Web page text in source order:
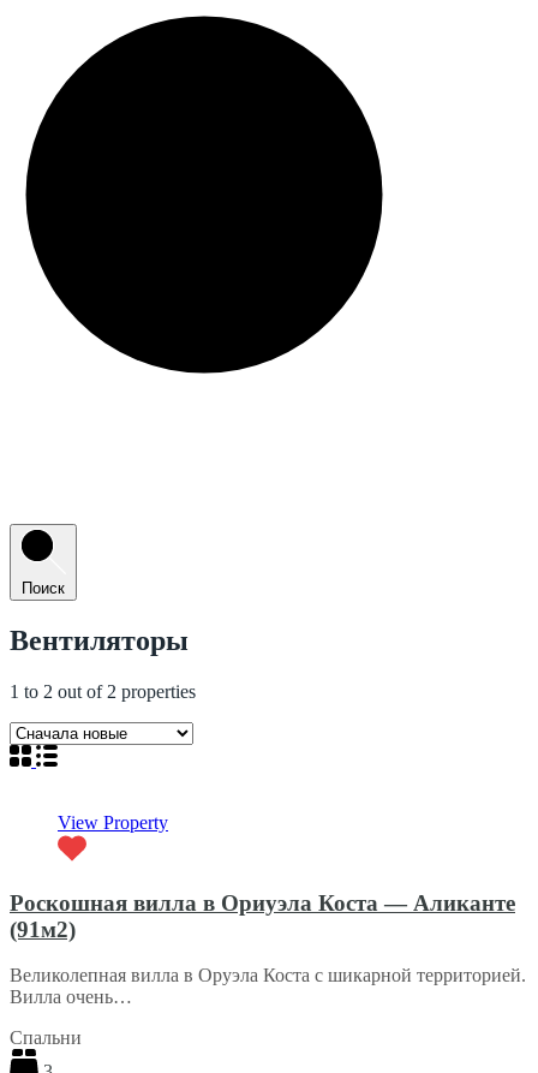
Поиск
Вентиляторы
1 to 2 out of 2 properties
View Property
Роскошная вилла в Ориуэла Коста — Аликанте
(91м2)
Великолепная вилла в Оруэла Коста с шикарной территорией.
Вилла очень…
Спальни